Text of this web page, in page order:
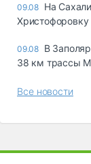
09.08 На
Христофоровку
09.08 В
38 км трассы
Все новости